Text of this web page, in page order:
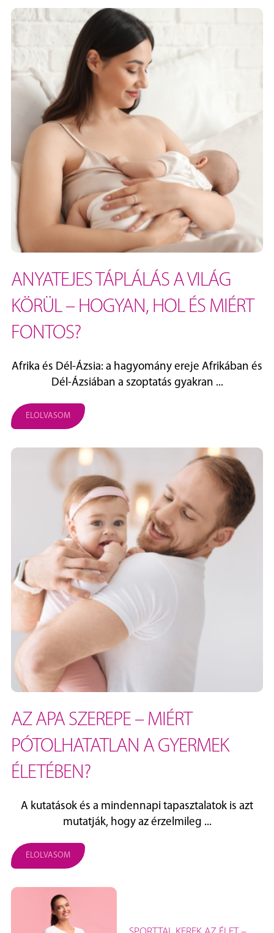
ANYATEJES TÁPLÁLÁS A VILÁG
KÖRÜL – HOGYAN, HOL ÉS MIÉRT
FONTOS?
Afrika és Dél‑Ázsia: a hagyomány ereje Afrikában és
Dél‑Ázsiában a szoptatás gyakran ...
ELOLVASOM
AZ APA SZEREPE – MIÉRT
PÓTOLHATATLAN A GYERMEK
ÉLETÉBEN?
A kutatások és a mindennapi tapasztalatok is azt
mutatják, hogy az érzelmileg ...
ELOLVASOM